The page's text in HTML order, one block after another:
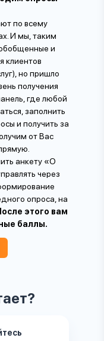
по всему
И мы, таким
и
клиентов
но пришло
получения
где любой
заполнить
и получить за
от Вас
анкету «О
через
опроса, на
этого вам
баллы.